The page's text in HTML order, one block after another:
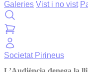
Galeries Vist i no vist
Societat Pirineus